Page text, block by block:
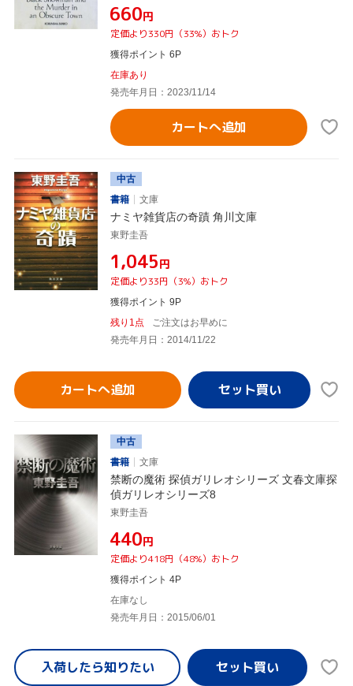
¥660円
定価より330円（33%）おトク
獲得ポイント 6P
在庫あり
発売年月日：2023/11/14
カートへ追加
中古
書籍
文庫
ナミヤ雑貨店の奇蹟 角川文庫
東野圭吾
¥1,045円
定価より33円（3%）おトク
獲得ポイント 9P
残り1点
ご注文はお早めに
発売年月日：2014/11/22
カートへ追加
中古
書籍
文庫
禁断の魔術 探偵ガリレオシリーズ 文春文庫探
偵ガリレオシリーズ8
東野圭吾
¥440円
定価より418円（48%）おトク
獲得ポイント 4P
在庫なし
発売年月日：2015/06/01
入荷したら知りたい